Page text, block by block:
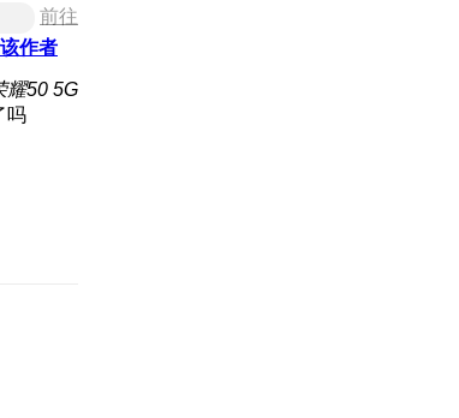
前往
作者
耀50 5G
吗